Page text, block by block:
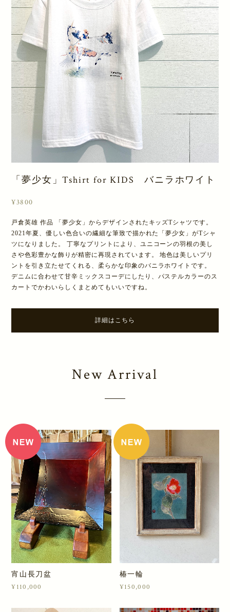
「夢少女」Tshirt for KIDS バニラホワイト
¥3800
戸倉英雄 作品 「夢少女」からデザインされたキッズTシャツです。
2021年夏、優しい色合いの繊細な筆致で描かれた「夢少女」がTシャ
ツになりました。 丁寧なプリントにより、ユニコーンの羽根の美し
さや色彩豊かな飾りが精密に再現されています。 地色は美しいプリ
ントを引き立たせてくれる、柔らかな印象のバニラホワイトです。
デニムに合わせて甘辛ミックスコーデにしたり、パステルカラーのス
カートでかわいらしくまとめてもいいですね。
詳細はこちら
New Arrival
宵山長刀盆
¥110,000
椿一輪
¥150,000